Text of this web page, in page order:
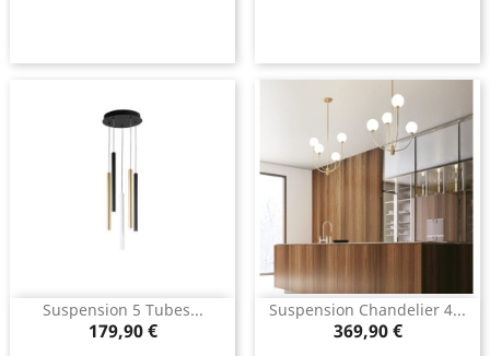
Suspension 5 Tubes...
Prix
179,90 €
Suspension Chandelier 4...
Prix
369,90 €